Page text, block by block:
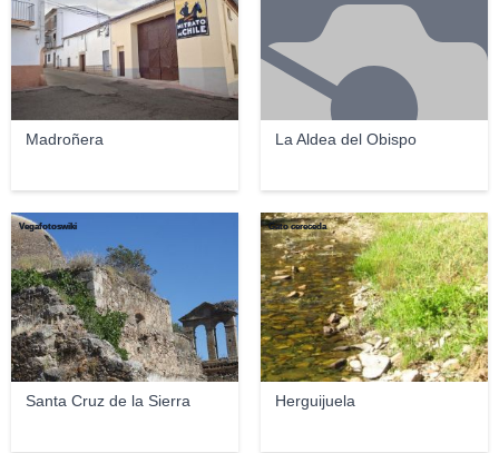
Madroñera La Aldea del Obispo
Santa Cruz de la Sierra
Vegafotoswiki
Herguijuela
Gato cereceda